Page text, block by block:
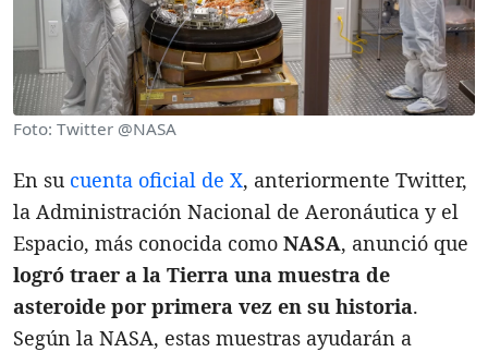
Foto: Twitter @NASA
En su cuenta oficial de X, anteriormente Twitter,
la Administración Nacional de Aeronáutica y el
Espacio, más conocida como NASA, anunció que
logró traer a la Tierra una muestra de
asteroide por primera vez en su historia.
Según la NASA, estas muestras ayudarán a